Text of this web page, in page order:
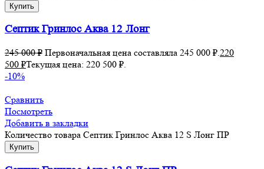
Купить
Септик Гринлос Аква 12 Лонг
245 000₽ Первоначальная цена составляла 245 000 ₽.220
500 ₽Текущая цена: 220 500 ₽.
-10%
Сравнить
Посмотреть
Добавить в закладки
Количество товара Септик Гринлос Аква 12 S Лонг ПР
Купить